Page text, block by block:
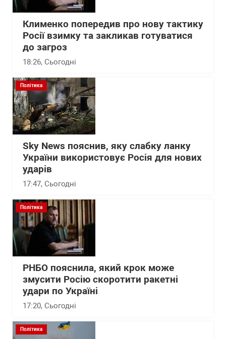
Клименко попередив про нову тактику
Росії взимку та закликав готуватися
до загроз
18:26, Сьогодні
Політика
Sky News пояснив, яку слабку ланку
України використовує Росія для нових
ударів
17:47, Сьогодні
Політика
РНБО пояснила, який крок може
змусити Росію скоротити ракетні
удари по Україні
17:20, Сьогодні
Політика